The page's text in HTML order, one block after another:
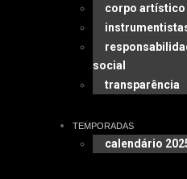
corpo artístico
social
transparência
TEMPORADAS
calendário